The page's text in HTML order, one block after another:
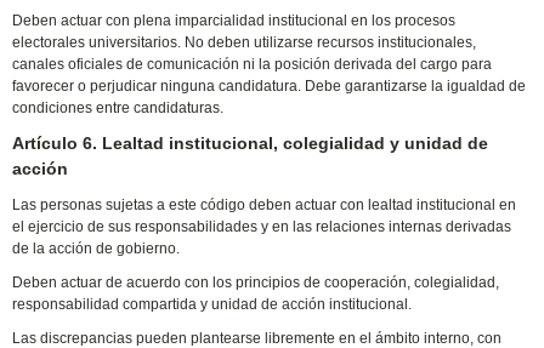
Deben actuar con plena imparcialidad institucional en los procesos
electorales universitarios. No deben utilizarse recursos institucionales,
canales oficiales de comunicación ni la posición derivada del cargo para
favorecer o perjudicar ninguna candidatura. Debe garantizarse la igualdad de
condiciones entre candidaturas.
Artículo 6. Lealtad institucional, colegialidad y unidad de
acción
Las personas sujetas a este código deben actuar con lealtad institucional en
el ejercicio de sus responsabilidades y en las relaciones internas derivadas
de la acción de gobierno.
Deben actuar de acuerdo con los principios de cooperación, colegialidad,
responsabilidad compartida y unidad de acción institucional.
Las discrepancias pueden plantearse libremente en el ámbito interno, con